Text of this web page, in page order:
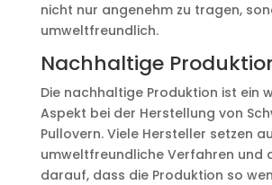
nicht nur angenehm zu tragen,
umweltfreundlich.
Nachhaltige
Die nachhaltige Produktion ist ein
Aspekt bei der Herstellung von
Pullovern. Viele Hersteller setzen
umweltfreundliche Verfahren und
darauf, dass die Produktion so